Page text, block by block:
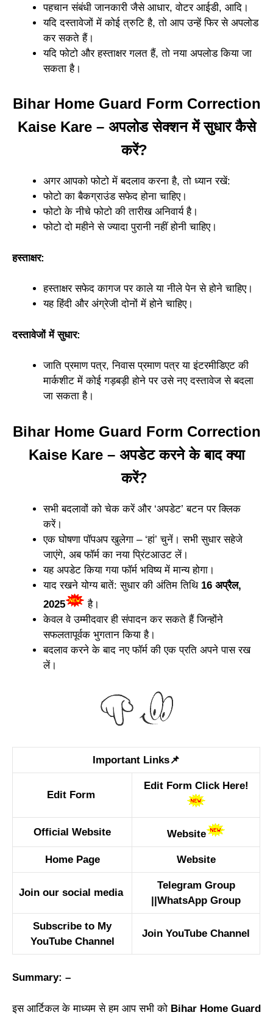
पहचान संबंधी जानकारी जैसे आधार, वोटर आईडी, आदि।
यदि दस्तावेजों में कोई त्रुटि है, तो आप उन्हें फिर से अपलोड
कर सकते हैं।
यदि फोटो और हस्ताक्षर गलत हैं, तो नया अपलोड किया जा
सकता है।
Bihar Home Guard Form Correction
Kaise Kare – अपलोड सेक्शन में सुधार कैसे
करें?
अगर आपको फोटो में बदलाव करना है, तो ध्यान रखें:
फोटो का बैकग्राउंड सफेद होना चाहिए।
फोटो के नीचे फोटो की तारीख अनिवार्य है।
फोटो दो महीने से ज्यादा पुरानी नहीं होनी चाहिए।
हस्ताक्षर:
हस्ताक्षर सफेद कागज पर काले या नीले पेन से होने चाहिए।
यह हिंदी और अंग्रेजी दोनों में होने चाहिए।
दस्तावेजों में सुधार:
जाति प्रमाण पत्र, निवास प्रमाण पत्र या इंटरमीडिएट की
मार्कशीट में कोई गड़बड़ी होने पर उसे नए दस्तावेज से बदला
जा सकता है।
Bihar Home Guard Form Correction
Kaise Kare – अपडेट करने के बाद क्या
करें?
सभी बदलावों को चेक करें और ‘अपडेट’ बटन पर क्लिक
करें।
एक घोषणा पॉपअप खुलेगा – ‘हां’ चुनें। सभी सुधार सहेजे
जाएंगे, अब फॉर्म का नया प्रिंटआउट लें।
यह अपडेट किया गया फॉर्म भविष्य में मान्य होगा।
याद रखने योग्य बातें: सुधार की अंतिम तिथि 16 अप्रैल,
2025
है।
केवल वे उम्मीदवार ही संपादन कर सकते हैं जिन्होंने
सफलतापूर्वक भुगतान किया है।
बदलाव करने के बाद नए फॉर्म की एक प्रति अपने पास रख
लें।
Important Links📌
Edit Form
Edit Form Click Here!
Official Website Website
Home Page Website
Join our social media
Telegram Group
||WhatsApp Group
Subscribe to My
YouTube Channel
Join YouTube Channel
Summary: –
इस आर्टिकल के माध्यम से हम आप सभी को Bihar Home Guard